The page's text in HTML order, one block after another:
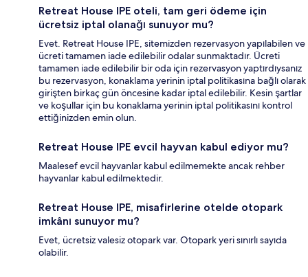
Retreat House IPE oteli, tam geri ödeme için
ücretsiz iptal olanağı sunuyor mu?
Evet. Retreat House IPE, sitemizden rezervasyon yapılabilen ve
ücreti tamamen iade edilebilir odalar sunmaktadır. Ücreti
tamamen iade edilebilir bir oda için rezervasyon yaptırdıysanız
bu rezervasyon, konaklama yerinin iptal politikasına bağlı olarak
girişten birkaç gün öncesine kadar iptal edilebilir. Kesin şartlar
ve koşullar için bu konaklama yerinin iptal politikasını kontrol
ettiğinizden emin olun.
Retreat House IPE evcil hayvan kabul ediyor mu?
Maalesef evcil hayvanlar kabul edilmemekte ancak rehber
hayvanlar kabul edilmektedir.
Retreat House IPE, misafirlerine otelde otopark
imkânı sunuyor mu?
Evet, ücretsiz valesiz otopark var. Otopark yeri sınırlı sayıda
olabilir.